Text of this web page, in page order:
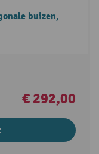
buizen,
€ 292,00